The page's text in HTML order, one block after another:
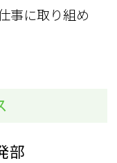
事に取り組め
部